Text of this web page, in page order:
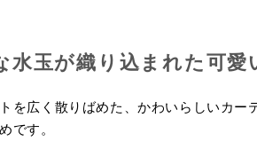
水玉が織り込まれた可
を広く散りばめた、かわいらしいカ
です。